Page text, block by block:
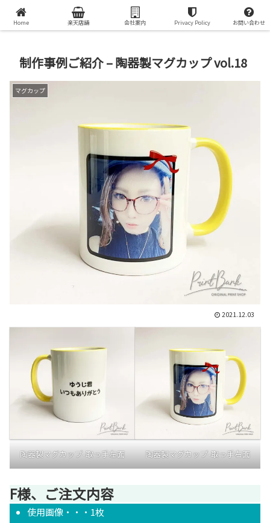
オリジナルプリントグッズで世界で一つの贈り物を
制作事例ご紹介 – 陶器製マグカップ vol.18
マグカップ
2021.12.03
陶器製マグカップ-取っ手左面 陶器製マグカップ-取っ手右面
F様、ご注文内容
使用画像・・・1枚
Home 楽天店舗 会社案内 Privacy Policy お問い合わせ